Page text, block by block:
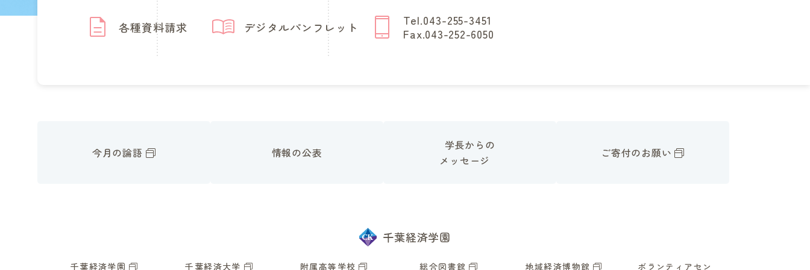
各種資料請求 デジタルパンフレット
Tel.043-255-3451
Fax.043-252-6050
今月の論語 情報の公表
学長からの
メッセージ
ご寄付のお願い
千葉経済学園
千葉経済学園 千葉経済大学 附属高等学校 総合図書館 地域経済博物館 ボランティアセン